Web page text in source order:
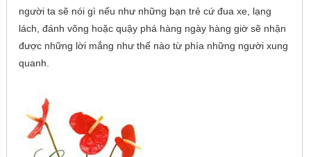
người ta sẽ nói gì nếu như những bạn trẻ cứ đua xe, lạng
lách, đánh võng hoặc quậy phá hàng ngày hàng giờ sẽ nhận
được những lời mắng như thế nào từ phía những người xung
quanh.